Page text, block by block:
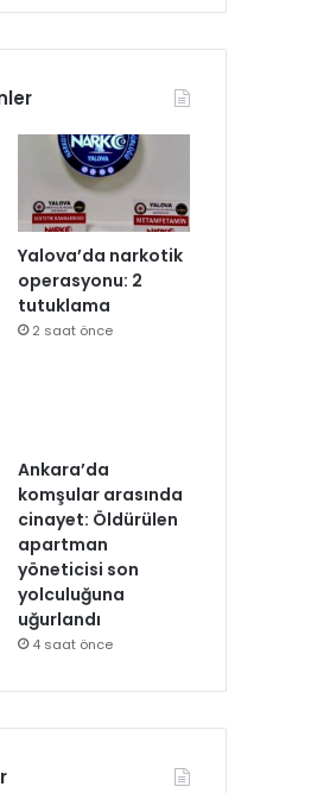
Yalova’da narkotik
operasyonu: 2
tutuklama
2 saat önce
Ankara’da
komşular arasında
cinayet: Öldürülen
apartman
yöneticisi son
yolculuğuna
uğurlandı
4 saat önce